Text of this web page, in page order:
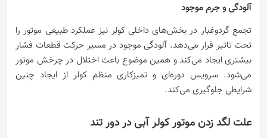
آلودگی و جرم موجود
تجمع گردوغبار در بخش‌های داخلی کولر نیز عملکرد طبیعی موتور را
تحت تاثیر قرار می‌دهد. آلودگی موجود در مسیر حرکت قطعات فشار
بیشتری ایجاد می‌کند و همین موضوع باعث اختلال در چرخش موتور
می‌شود. سرویس دوره‌ای و تمیزکاری منظم کولر از ایجاد چنین
شرایطی جلوگیری می‌کند.
علت لگد زدن موتور کولر آبی در دور تند